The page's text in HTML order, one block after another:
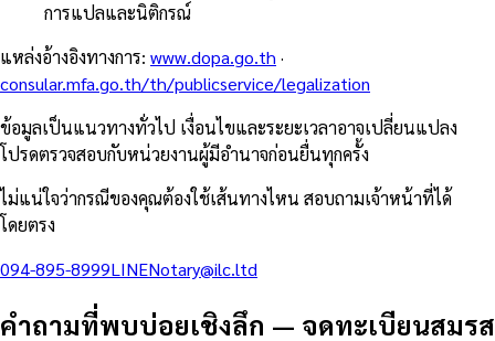
การแปลและนิติกรณ์
แหล่งอ้างอิงทางการ: www.dopa.go.th ·
consular.mfa.go.th/th/publicservice/legalization
ข้อมูลเป็นแนวทางทั่วไป เงื่อนไขและระยะเวลาอาจเปลี่ยนแปลง
โปรดตรวจสอบกับหน่วยงานผู้มีอำนาจก่อนยื่นทุกครั้ง
ไม่แน่ใจว่ากรณีของคุณต้องใช้เส้นทางไหน สอบถามเจ้าหน้าที่ได้
โดยตรง
094-895-8999LINENotary@ilc.ltd
คำถามที่พบบ่อยเชิงลึก — จดทะเบียนสมรส